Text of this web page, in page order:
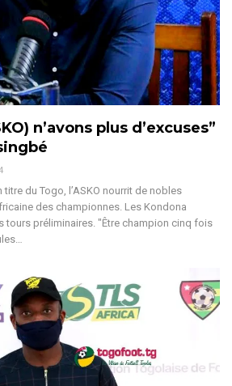
n’avons plus d’excuses”
du Togo, l’ASKO nourrit de nobles
des championnes. Les Kondona
tours préliminaires. "Être champion cinq fois
…